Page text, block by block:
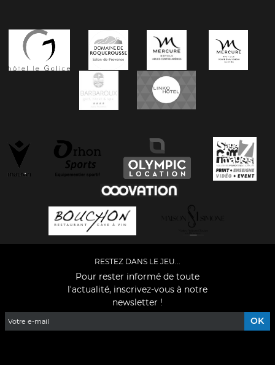
RESTEZ DANS LE JEU...
Pour rester informé de toute
l'actualité, inscrivez-vous à notre
newsletter !